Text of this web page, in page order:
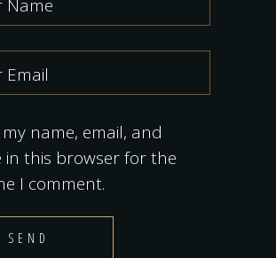
my name, email, and
in this browser for the
I comment.
SEND